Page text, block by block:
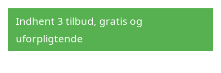
Indhent 3 tilbud, gratis og
uforpligtende